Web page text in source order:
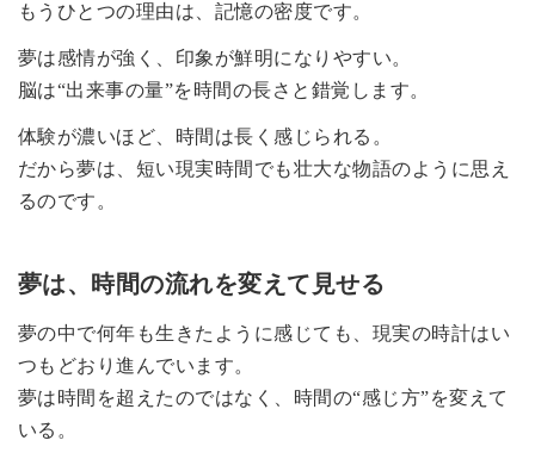
もうひとつの理由は、記憶の密度です。
夢は感情が強く、印象が鮮明になりやすい。
脳は“出来事の量”を時間の長さと錯覚します。
体験が濃いほど、時間は長く感じられる。
だから夢は、短い現実時間でも壮大な物語のように思え
るのです。
夢は、時間の流れを変えて見せる
夢の中で何年も生きたように感じても、現実の時計はい
つもどおり進んでいます。
夢は時間を超えたのではなく、時間の“感じ方”を変えて
いる。